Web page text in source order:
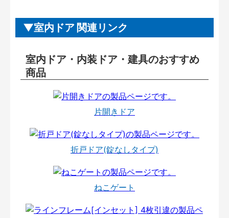
室内ドア 関連リンク
室内ドア・内装ドア・建具のおすすめ
商品
片開きドア
折戸ドア(錠なしタイプ)
ねこゲート